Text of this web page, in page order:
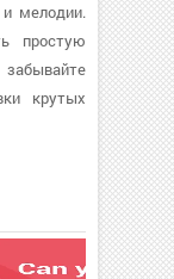
мелодии.
простую
крутых